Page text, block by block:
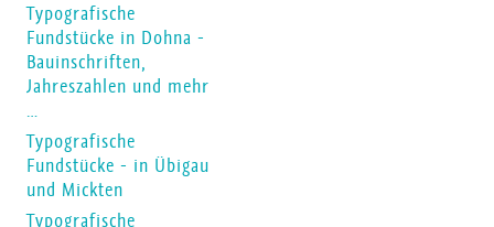
Typografische
Fundstücke in Dohna -
Bauinschriften,
Jahreszahlen und mehr
…
Typografische
Fundstücke - in Übigau
und Mickten
Typografische